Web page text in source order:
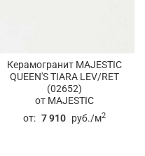
Керамогранит MAJESTIC
QUEEN'S TIARA LEV/RET
(02652)
от MAJESTIC
от: 7 910 руб./м2